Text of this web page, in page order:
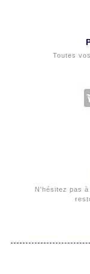
Toutes
N'hésitez pas